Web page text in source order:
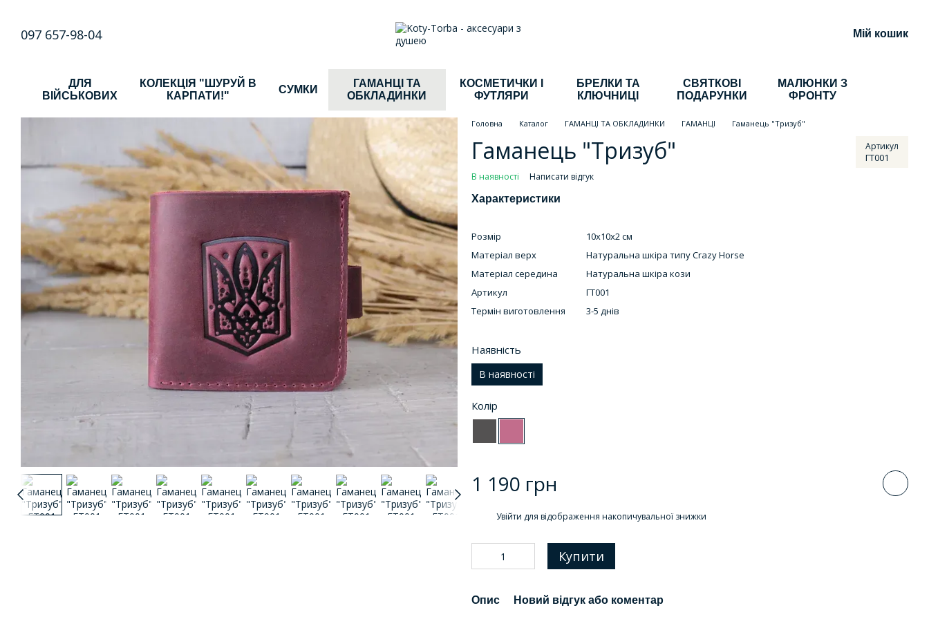
097 657-98-04 Мій кошик
ДЛЯ
ВІЙСЬКОВИХ
КОЛЕКЦІЯ "ШУРУЙ В
КАРПАТИ!"
СУМКИ
ГАМАНЦІ ТА
ОБКЛАДИНКИ
КОСМЕТИЧКИ І
ФУТЛЯРИ
БРЕЛКИ ТА
КЛЮЧНИЦІ
СВЯТКОВІ
ПОДАРУНКИ
МАЛЮНКИ З
ФРОНТУ
Головна Каталог ГАМАНЦІ ТА ОБКЛАДИНКИ ГАМАНЦІ Гаманець "Тризуб"
Гаманець "Тризуб" Артикул
ГТ001
В наявності
Написати відгук
Характеристики
Розмір
10х10х2 см
Матеріал верх
Натуральна шкіра типу Crazy Horse
Матеріал середина
Натуральна шкіра кози
Артикул
ГТ001
Термін виготовлення
3-5 днів
Наявність
В наявності
Колір
1 190 грн
Увійти для відображення накопичувальної знижки
Купити
Опис Новий відгук або коментар